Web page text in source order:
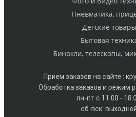
Пневматика,
Детские товары
Бытовая
Бинокли, телескопы,
Прием заказов на сайте :
Обработка заказов и режим
пн-пт с 11.00 -
сб-вск: